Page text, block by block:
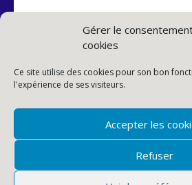
Gérer le
cookies
Ce site utilise des cookies pour son bon
l'expérience de ses visiteurs.
Accepter les
Refuser